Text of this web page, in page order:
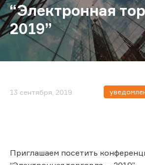
“Электронная
2019”
13 сентября, 2019
Приглашаем посетить